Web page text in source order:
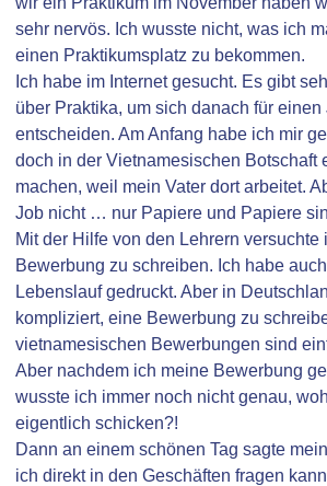
sehr nervös. Ich wusste nicht, was ich
einen Praktikumsplatz zu bekommen.
Ich habe im Internet gesucht. Es gibt
über Praktika, um sich danach für einen
entscheiden. Am Anfang habe ich mir
doch in der Vietnamesischen Botschaft
machen, weil mein Vater dort arbeitet.
Job nicht … nur Papiere und Papiere
Mit der Hilfe von den Lehrern versuchte
Bewerbung zu schreiben. Ich habe
Lebenslauf gedruckt. Aber in
kompliziert, eine Bewerbung zu
vietnamesischen Bewerbungen sind
Aber nachdem ich meine Bewerbung
wusste ich immer noch nicht genau,
eigentlich schicken?!
Dann an einem schönen Tag sagte
ich direkt in den Geschäften fragen